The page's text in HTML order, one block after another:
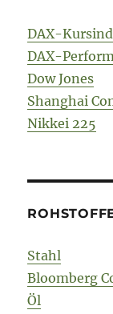
DAX-
DAX-
Dow Jones
Shanghai
Nikkei 225
Stahl
Bloomberg
Öl